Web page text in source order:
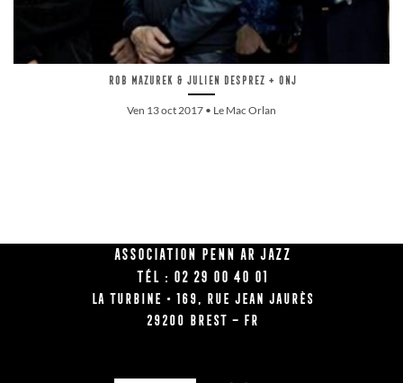
Rob Mazurek & Julien Desprez + ONJ
Ven 13 oct 2017 • Le Mac Orlan
Association Penn Ar Jazz
Tél : 02 29 00 40 01
La Turbine • 169, rue Jean Jaurès
29200 BREST – FR